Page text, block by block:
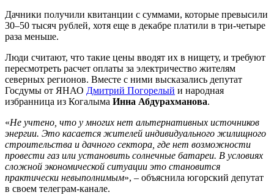
Дачники получили квитанции с суммами, которые превысили
30–50 тысяч рублей, хотя еще в декабре платили в три-четыре
раза меньше.
Люди считают, что такие цены вводят их в нищету, и требуют
пересмотреть расчет оплаты за электричество жителям
северных регионов. Вместе с ними высказались депутат
Госдумы от ЯНАО Дмитрий Погорелый и народная
избранница из Когалыма Инна Абдурахманова.
«Не учтено, что у многих нет альтернативных источников
энергии. Это касается жителей индивидуального жилищного
строительства и дачного сектора, где нет возможности
провести газ или установить солнечные батареи. В условиях
сложной экономической ситуации это становится
практически невыполнимым», – объяснила югорский депутат
в своем телеграм-канале.